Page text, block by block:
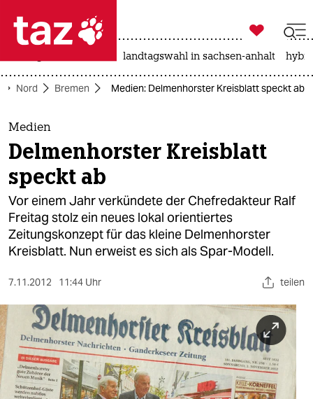
 taz zahl ich
taz zahl ich
themen
politik
öko
gesellschaft
kultur
sport
berlin
nord
wahrheit

taz zahl ich
landtagswahl in sachsen-anhalt
Nord Bremen Medien: Delmenhorster Kreisblatt speckt ab
Medien
Delmenhorster Kreisblatt
speckt ab
Vor einem Jahr verkündete der Chefredakteur Ralf
Freitag stolz ein neues lokal orientiertes
Zeitungskonzept für das kleine Delmenhorster
Kreisblatt. Nun erweist es sich als Spar-Modell.
7.11.2012 11:44 Uhr teilen